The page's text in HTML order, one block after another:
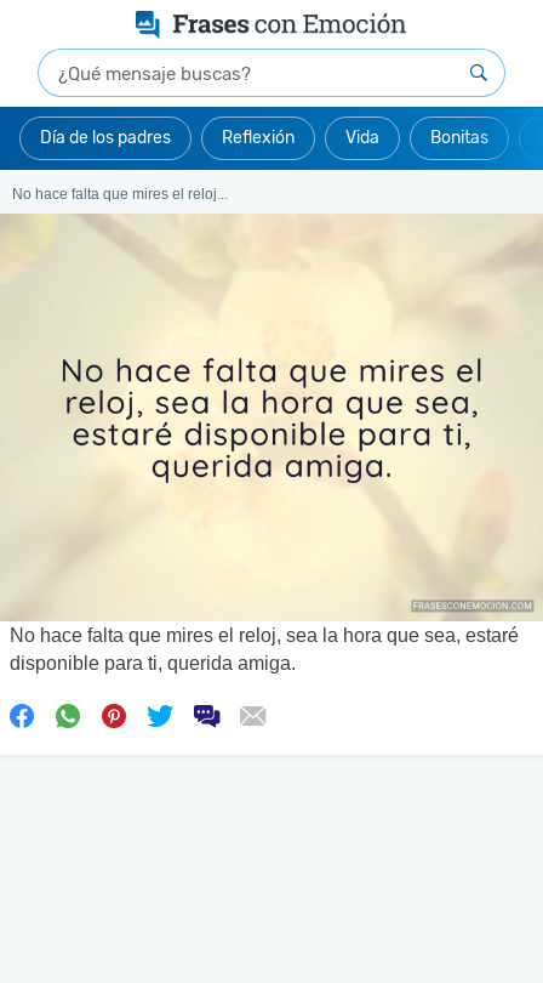
Día de los padres Reflexión Vida Bonitas
No hace falta que mires el reloj...
No hace falta que mires el reloj, sea la hora que sea, estaré
disponible para ti, querida amiga.